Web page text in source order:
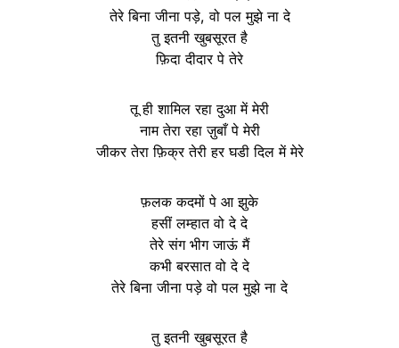
तेरे बिना जीना पड़े, वो पल मुझे ना दे
तु इतनी खुबसूरत है
फ़िदा दीदार पे तेरे
तू ही शामिल रहा दुआ में मेरी
नाम तेरा रहा ज़ुबाँ पे मेरी
जीकर तेरा फ़िक्र तेरी हर घडी दिल में मेरे
फ़लक कदमों पे आ झुके
हसीं लम्हात वो दे दे
तेरे संग भीग जाऊं मैं
कभी बरसात वो दे दे
तेरे बिना जीना पड़े वो पल मुझे ना दे
तु इतनी खुबसूरत है